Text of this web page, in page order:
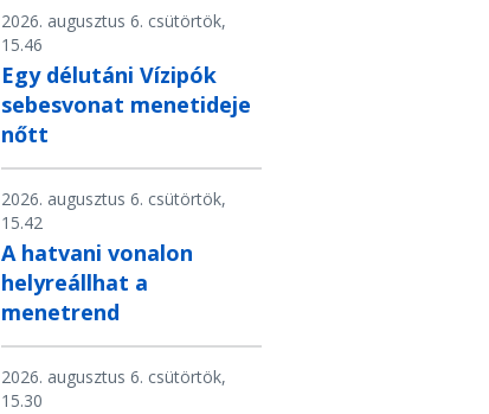
2026. augusztus 6. csütörtök,
15.46
Egy délutáni Vízipók
sebesvonat menetideje
nőtt
2026. augusztus 6. csütörtök,
15.42
A hatvani vonalon
helyreállhat a
menetrend
2026. augusztus 6. csütörtök,
15.30